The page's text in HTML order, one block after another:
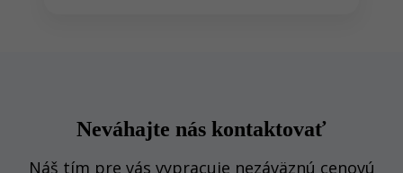
Neváhajte nás kontaktovať
Náš tím pre vás vypracuje nezáväznú cenovú